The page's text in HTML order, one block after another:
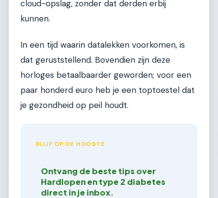
cloud-opslag, zonder dat derden erbij
kunnen.
In een tijd waarin datalekken voorkomen, is
dat geruststellend. Bovendien zijn deze
horloges betaalbaarder geworden; voor een
paar honderd euro heb je een toptoestel dat
je gezondheid op peil houdt.
BLIJF OP DE HOOGTE
Ontvang de beste tips over
Hardlopen en type 2 diabetes
direct in je inbox.